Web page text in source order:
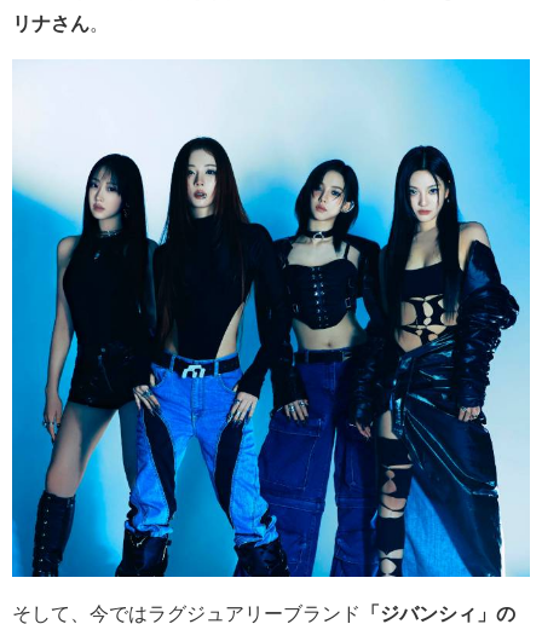
リナさん
そして、今ではラグジュアリーブランド
「ジバンシィ」の